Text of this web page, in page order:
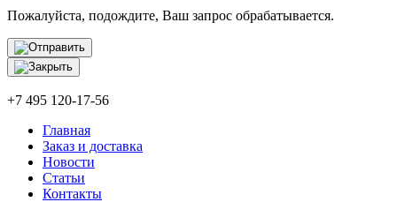
Пожалуйста, подождите, Ваш запрос обрабатывается.
+7 495 120-17-56
Главная
Заказ и доставка
Новости
Статьи
Контакты